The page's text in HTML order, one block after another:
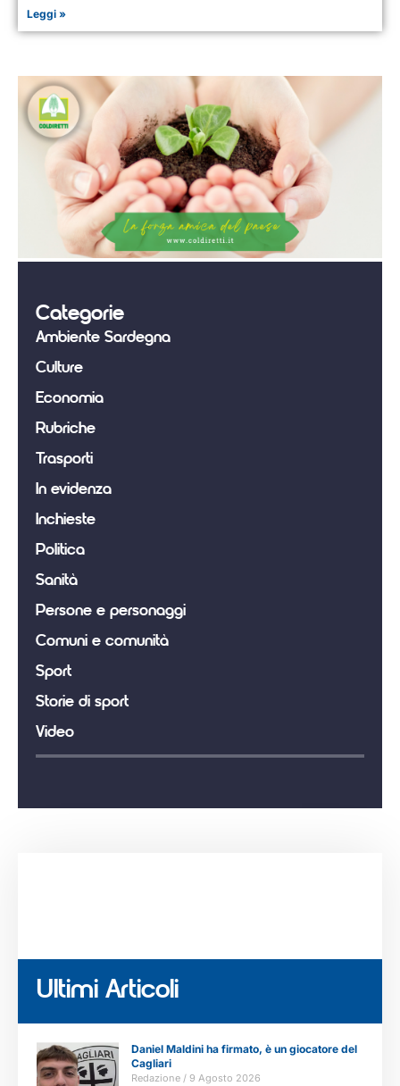
Leggi »
Categorie
Ambiente Sardegna
Culture
Economia
Rubriche
Trasporti
In evidenza
Inchieste
Politica
Sanità
Persone e personaggi
Comuni e comunità
Sport
Storie di sport
Video
Ultimi Articoli
Daniel Maldini ha firmato, è un giocatore del
Cagliari
Redazione 9 Agosto 2026